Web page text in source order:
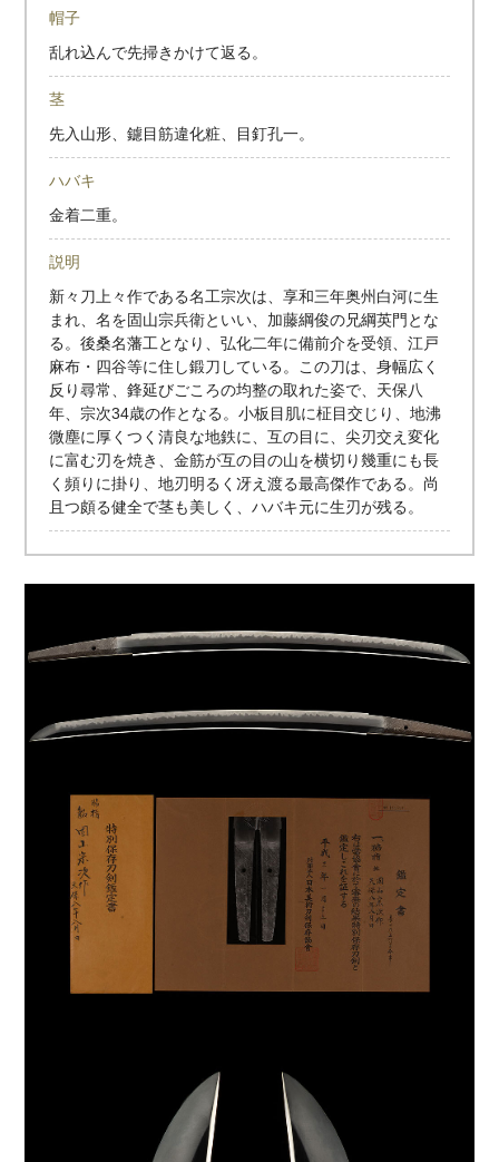
帽子
乱れ込んで先掃きかけて返る。
茎
先入山形、鑢目筋違化粧、目釘孔一。
ハバキ
金着二重。
説明
新々刀上々作である名工宗次は、享和三年奥州白河に生
まれ、名を固山宗兵衛といい、加藤綱俊の兄綱英門とな
る。後桑名藩工となり、弘化二年に備前介を受領、江戸
麻布・四谷等に住し鍛刀している。この刀は、身幅広く
反り尋常、鋒延びごころの均整の取れた姿で、天保八
年、宗次34歳の作となる。小板目肌に柾目交じり、地沸
微塵に厚くつく清良な地鉄に、互の目に、尖刃交え変化
に富む刃を焼き、金筋が互の目の山を横切り幾重にも長
く頻りに掛り、地刃明るく冴え渡る最高傑作である。尚
且つ頗る健全で茎も美しく、ハバキ元に生刃が残る。